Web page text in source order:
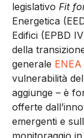
legislativo Fit
Energetica
Edifici (EPBD
della
generale ENEA
vulnerabilità
aggiunge – è
offerte
emergenti e